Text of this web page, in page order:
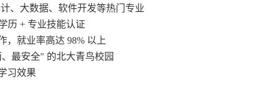
、大数据、软件开发等热门专业
历 + 专业技能认证
，就业率高达 98% 以上
最安全" 的北大青鸟校园
习效果